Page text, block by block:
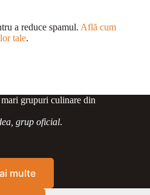
a reduce spamul. Află cum
tale.
grupuri culinare din
grup oficial.
multe